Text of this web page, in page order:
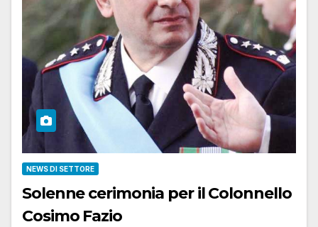
NEWS DI SETTORE
Solenne cerimonia per il Colonnello
Cosimo Fazio